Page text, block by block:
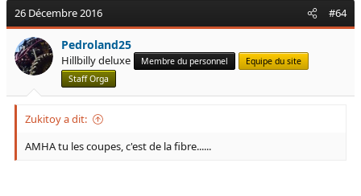
26 Décembre 2016 #64
Pedroland25
Hillbilly deluxe Membre du personnel
Equipe du site
Staff Orga
Zukitoy a dit:
AMHA tu les coupes, c'est de la fibre......